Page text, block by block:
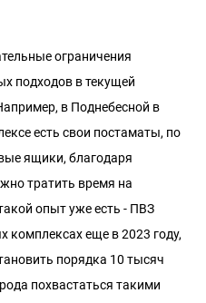
ограничения
подходов в текущей
в Поднебесной в
есть свои постаматы, по
ящики, благодаря
тратить время на
опыт уже есть - ПВЗ
комплексах еще в 2023 году,
порядка 10 тысяч
похвастаться такими